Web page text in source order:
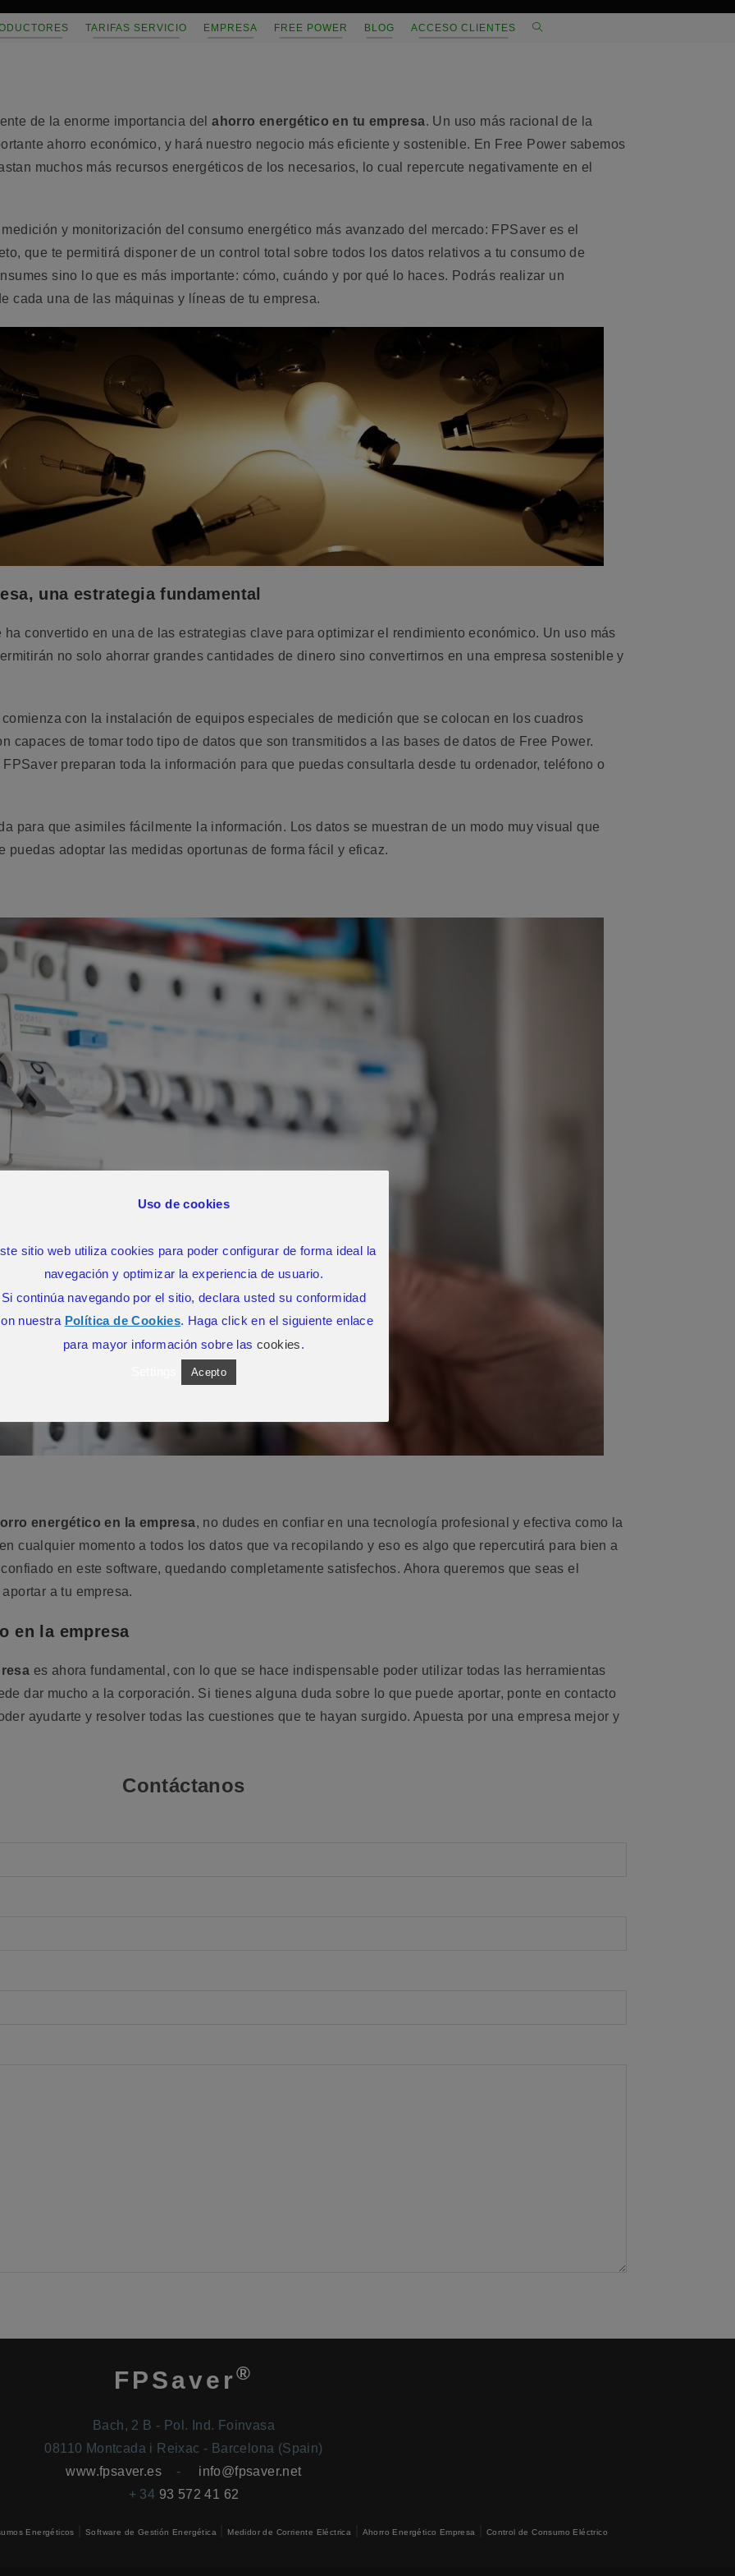
TARIFAS SERVICIO EMPRESA FREE POWER BLOG ACCESO CLIENTES ALTERNAR
WEB
de la enorme importancia delahorro energético en tu empresa. Un uso más racional de la
ahorro económico, y hará nuestro negocio más eficiente y sostenible. En Free Power sabemos
muchos más recursos energéticos de los necesarios, lo cual repercute negativamente en el
y monitorización del consumo energético más avanzado del mercado: FPSaver es el
que te permitirá disponer de un control total sobre todos los datos relativos a tu consumo de
sino lo que es más importante: cómo, cuándo y por qué lo haces. Podrás realizar un
cada una de las máquinas y líneas de tu empresa.
una estrategia fundamental
convertido en una de las estrategias clave para optimizar el rendimiento económico. Un uso más
no solo ahorrar grandes cantidades de dinero sino convertirnos en una empresa sostenible y
con la instalación de equipos especiales de medición que se colocan en los cuadros
capaces de tomar todo tipo de datos que son transmitidos a las bases de datos de Free Power.
preparan toda la información para que puedas consultarla desde tu ordenador, teléfono o
para que asimiles fácilmente la información. Los datos se muestran de un modo muy visual que
puedas adoptar las medidas oportunas de forma fácil y eficaz.
energético en la empresa, no dudes en confiar en una tecnología profesional y efectiva como la
cualquier momento a todos los datos que va recopilando y eso es algo que repercutirá para bien a
en este software, quedando completamente satisfechos. Ahora queremos que seas el
a tu empresa.
en la empresa
es ahora fundamental, con lo que se hace indispensable poder utilizar todas las herramientas
dar mucho a la corporación. Si tienes alguna duda sobre lo que puede aportar, ponte en contacto
ayudarte y resolver todas las cuestiones que te hayan surgido. Apuesta por una empresa mejor y
Contáctanos
FPSaver®
Bach, 2 B - Pol. Ind. Foinvasa
08110 Montcada i Reixac - Barcelona (Spain)
www.fpsaver.es - info@fpsaver.net
+ 34 93 572 41 62
Energéticos |Software de Gestión Energética Medidor de Corriente Eléctrica Ahorro Energético Empresa Control de Consumo Eléctrico
Uso de cookies
sitio web utiliza cookies para poder configurar de forma ideal la
navegación y optimizar la experiencia de usuario.
Si continúa navegando por el sitio, declara usted su conformidad
nuestra Política de Cookies. Haga click en el siguiente enlace
para mayor información sobre las cookies.
Acepto